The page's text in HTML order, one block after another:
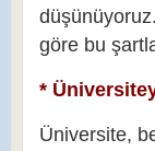
göre bu
*
Üniversite,